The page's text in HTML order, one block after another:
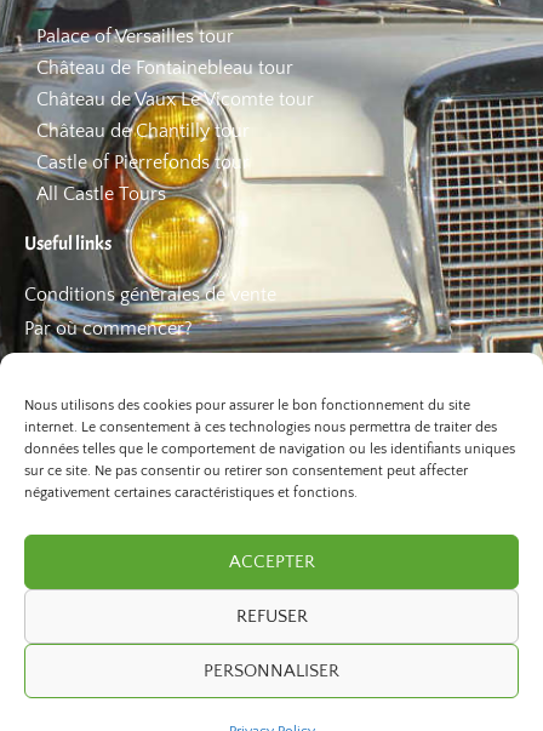
Nous utilisons des cookies pour assurer le bon fonctionnement du site
internet. Le consentement à ces technologies nous permettra de traiter des
données telles que le comportement de navigation ou les identifiants uniques
sur ce site. Ne pas consentir ou retirer son consentement peut affecter
négativement certaines caractéristiques et fonctions.
ACCEPTER
REFUSER
PERSONNALISER
Palace of Versailles tour
Château de Fontainebleau tour
Château de Vaux Le Vicomte tour
Château de Chantilly tour
Castle of Pierrefonds tour
All Castle Tours
Useful links
Conditions générales de vente
Par où commencer?
Les bons plans
©2026 Paris Balade. All Rights Reserved.